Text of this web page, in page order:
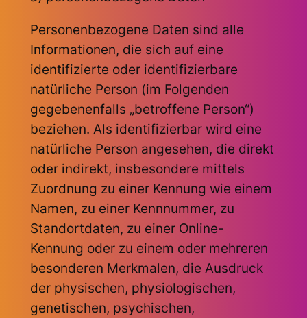
Personenbezogene Daten sind alle
Informationen, die sich auf eine
identifizierte oder identifizierbare
natürliche Person (im Folgenden
gegebenenfalls „betroffene Person“)
beziehen. Als identifizierbar wird eine
natürliche Person angesehen, die direkt
oder indirekt, insbesondere mittels
Zuordnung zu einer Kennung wie einem
Namen, zu einer Kennnummer, zu
Standortdaten, zu einer Online-
Kennung oder zu einem oder mehreren
besonderen Merkmalen, die Ausdruck
der physischen, physiologischen,
genetischen, psychischen,